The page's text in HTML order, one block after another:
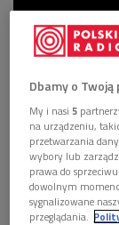
Dbamy o
My i nasi 5
na urządzeniu,
przetwarzania
wybory lub
prawa do
dowolnym
sygnalizowane
przeglądania.